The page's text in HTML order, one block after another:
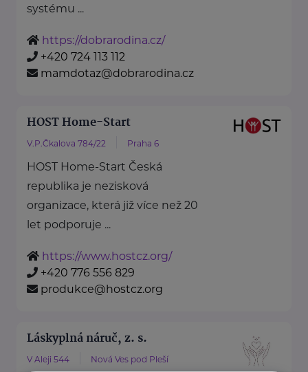
systému ...
https://dobrarodina.cz/
+420 724 113 112
mamdotaz@dobrarodina.cz
HOST Home-Start
V.P.Čkalova 784/22 Praha 6
HOST Home-Start Česká
republika je nezisková
organizace, která již více než 20
let podporuje ...
https://www.hostcz.org/
+420 776 556 829
produkce@hostcz.org
Láskyplná náruč, z. s.
V Aleji 544 Nová Ves pod Pleší